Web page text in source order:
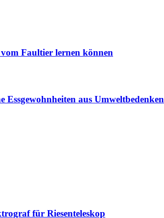
Faultier lernen können
Essgewohnheiten aus Umweltbedenken
für Riesenteleskop